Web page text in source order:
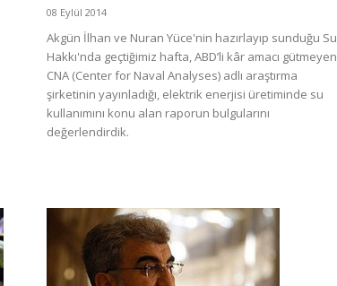
08 Eylül 2014
Akgün İlhan ve Nuran Yüce'nin hazırlayıp sunduğu Su
Hakkı'nda geçtiğimiz hafta, ABD’li kâr amacı gütmeyen
CNA (Center for Naval Analyses) adlı araştırma
şirketinin yayınladığı, elektrik enerjisi üretiminde su
kullanımını konu alan raporun bulgularını
değerlendirdik.